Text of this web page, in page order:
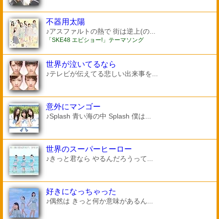
不器用太陽
♪アスファルトの熱で 街は逆上(の...
「SKE48 エビショー!」テーマソング
世界が泣いてるなら
♪テレビが伝えてる悲しい出来事を...
意外にマンゴー
♪Splash 青い海の中 Splash 僕は...
世界のスーパーヒーロー
♪きっと君なら やるんだろうって...
好きになっちゃった
♪偶然は きっと何か意味があるん...